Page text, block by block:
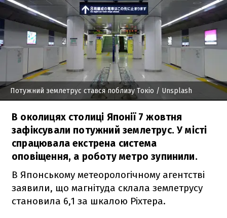
Потужний землетрус стався поблизу Токіо / Unsplash
В околицях столиці Японії 7 жовтня
зафіксували потужний землетрус. У місті
спрацювала екстрена система
оповіщення, а роботу метро зупинили.
В Японському метеорологічному агентстві
заявили, що магнітуда склала землетрусу
становила 6,1 за шкалою Ріхтера.